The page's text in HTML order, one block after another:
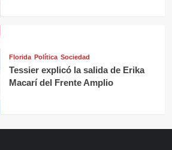
Florida Política Sociedad
Tessier explicó la salida de Erika
Macarí del Frente Amplio